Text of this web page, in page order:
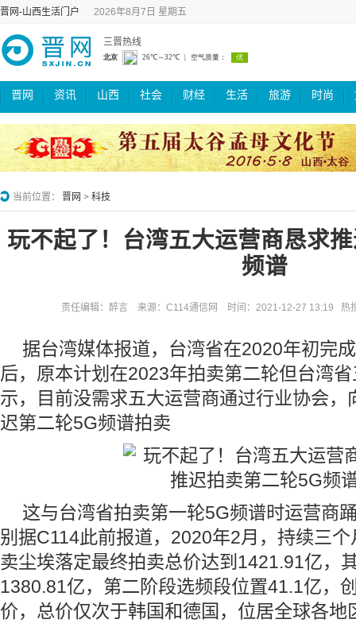
晋网-山西生活门户 2026年8月7日 星期五
三晋热线
晋网 资讯 山西 社会 财经 生活 旅游 时尚
当前位置： 晋网 > 科技
玩不起了！台湾五大运营商恳求
频谱
责任编辑：醉言 来源：C114通信网 时间：2021-12-27 13:19
据台湾媒体报道，台湾省在2020年初完
后，原本计划在2023年拍卖第二轮但台湾
示，目前没需求五大运营商通过行业协会，
迟第二轮5G频谱拍卖
这与台湾省拍卖第一轮5G频谱时运营商
别据C114此前报道，2020年2月，持续三
卖尘埃落定最终拍卖总价达到1421.91亿，
1380.81亿，第二阶段选频段位置41.1亿，
价，总价仅次于韩国和德国，位居全球各地